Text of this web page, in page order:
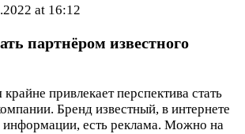
at 16:12
партнёром известного
привлекает перспектива стать
Бренд известный, в интернете
есть реклама. Можно на